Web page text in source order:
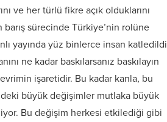
ve her türlü fikre açık olduklarını
barış sürecinde Türkiye’nin rolüne
yayında yüz binlerce insan katledildi
ne kadar baskılarsanız baskılayın
işaretidir. Bu kadar kanla, bu
büyük değişimler mutlaka büyük
Bu değişim herkesi etkilediği gibi